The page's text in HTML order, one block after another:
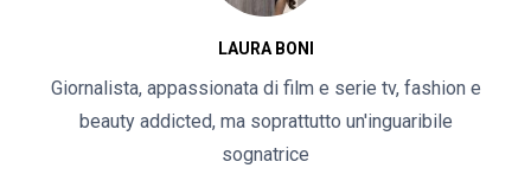
LAURA BONI
Giornalista, appassionata di film e serie tv, fashion e
beauty addicted, ma soprattutto un'inguaribile
sognatrice